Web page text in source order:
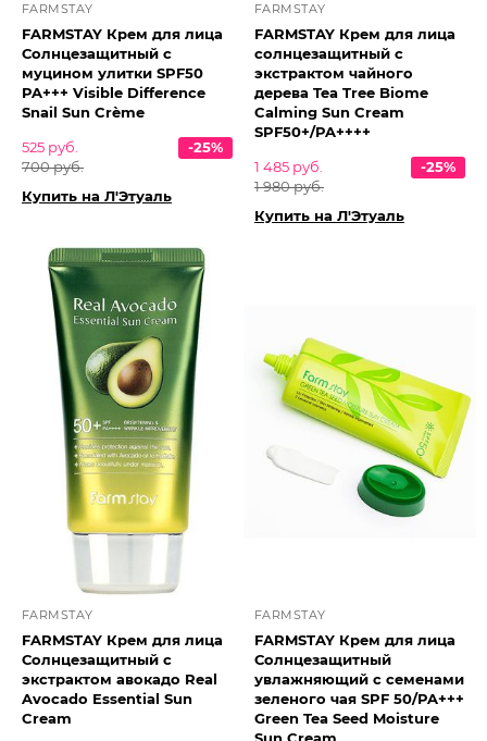
FARMSTAY
FARMSTAY Крем для лица
Солнцезащитный с
муцином улитки SPF50
PA+++ Visible Difference
Snail Sun Crème
525 руб.
700 руб.
-25%
Купить на Л'Этуаль
FARMSTAY
FARMSTAY Крем для лица
солнцезащитный с
экстрактом чайного
дерева Tea Tree Biome
Calming Sun Cream
SPF50+/PA++++
1 485 руб.
1 980 руб.
-25%
Купить на Л'Этуаль
FARMSTAY
FARMSTAY Крем для лица
Солнцезащитный с
экстрактом авокадо Real
Avocado Essential Sun
Cream
FARMSTAY
FARMSTAY Крем для лица
Солнцезащитный
увлажняющий с семенами
зеленого чая SPF 50/PA+++
Green Tea Seed Moisture